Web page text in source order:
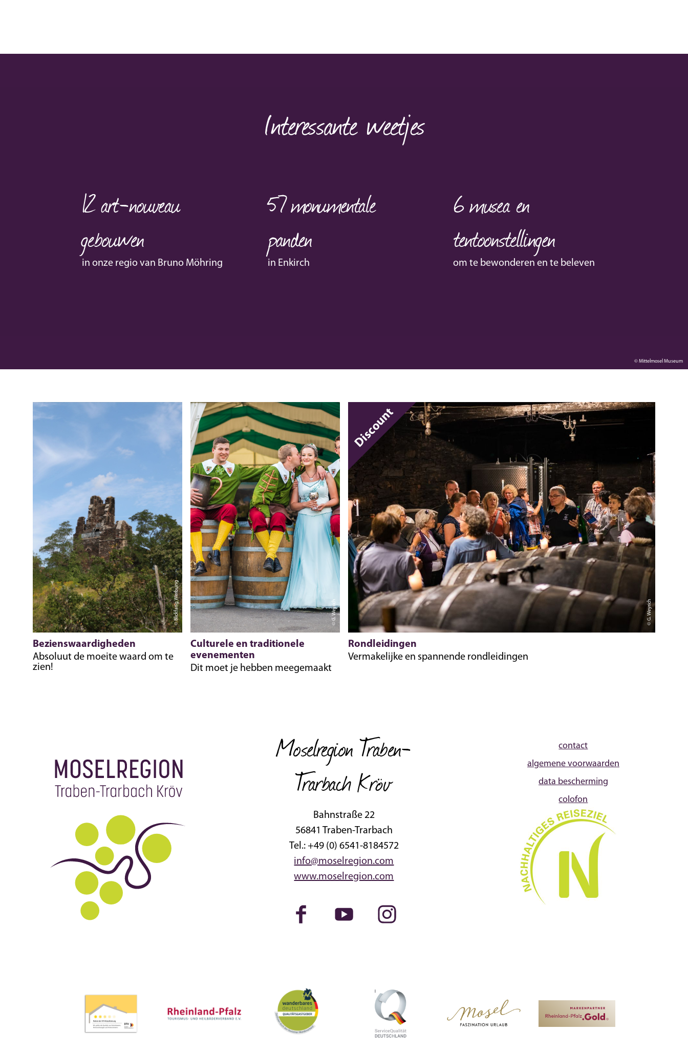
© Mittelmosel Museum
Interessante weetjes
12art-nouveau
gebouwen
in onze regio van Bruno Möhring
57monumentale
panden
in Enkirch
6musea en
tentoonstellingen
om te bewonderen en te beleven
© Blickfang Werbung
Bezienswaardigheden
Absoluut de moeite waard om te
zien!
© G. Weyrich
Culturele en traditionele
evenementen
Dit moet je hebben meegemaakt
© G. Weyrich
Discount
Rondleidingen
Vermakelijke en spannende rondleidingen
Moselregion Traben-
Trarbach Kröv
Bahnstraße 22
56841 Traben-Trarbach
Tel.: +49 (0) 6541-8184572
info@moselregion.com
www.moselregion.com
FacebookYoutube Instagram
contact
algemene voorwaarden
data bescherming
colofon